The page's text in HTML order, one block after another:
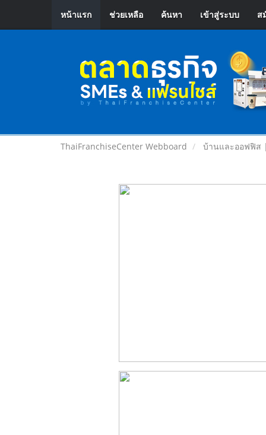
หน้าแรก ช่วยเหลือ ค้นหา เข้าสู่ระบบ ส
ThaiFranchiseCenter Webboard บ้านและออฟฟิส